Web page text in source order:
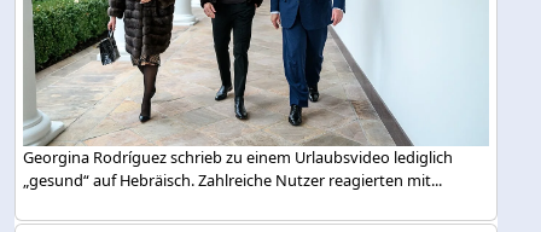
Georgina Rodríguez schrieb zu einem Urlaubsvideo lediglich
„gesund“ auf Hebräisch. Zahlreiche Nutzer reagierten mit...